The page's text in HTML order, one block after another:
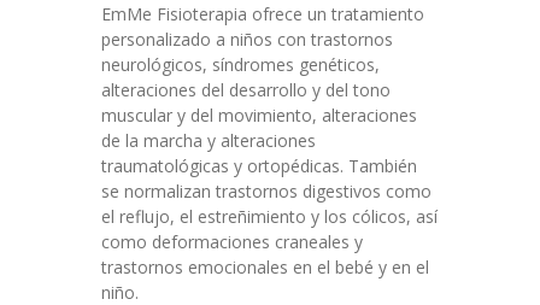
EmMe Fisioterapia ofrece un tratamiento
personalizado a niños con trastornos
neurológicos, síndromes genéticos,
alteraciones del desarrollo y del tono
muscular y del movimiento, alteraciones
de la marcha y alteraciones
traumatológicas y ortopédicas. También
se normalizan trastornos digestivos como
el reflujo, el estreñimiento y los cólicos, así
como deformaciones craneales y
trastornos emocionales en el bebé y en el
niño.